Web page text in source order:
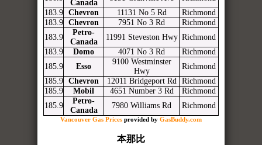
Canada
183.9
Chevron 11131 No 5 Rd
Richmond
183.9
Chevron 7951 No 3 Rd
Richmond
183.9
Petro-
Canada
11991 Steveston Hwy Richmond
183.9
Domo 4071 No 3 Rd
Richmond
185.9
Esso
9100 Westminster
Hwy
Richmond
185.9
Chevron 12011 Bridgeport Rd
Richmond
185.9
Mobil 4651 Number 3 Rd
Richmond
185.9
Petro-
Canada
7980 Williams Rd Richmond
Vancouver Gas Prices provided by GasBuddy.com
本那比